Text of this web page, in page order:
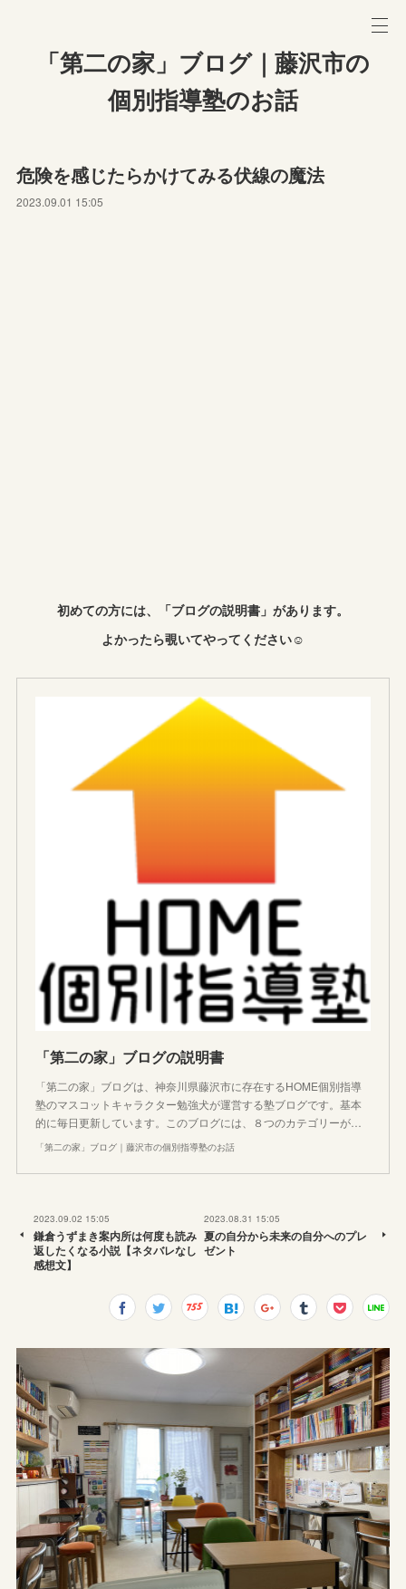
「第二の家」ブログ｜藤沢市の
個別指導塾のお話
危険を感じたらかけてみる伏線の魔法
2023.09.01 15:05
初めての方には、「ブログの説明書」があります。
よかったら覗いてやってください☺︎
「第二の家」ブログの説明書
「第二の家」ブログは、神奈川県藤沢市に存在するHOME個別指導
塾のマスコットキャラクター勉強犬が運営する塾ブログです。基本
的に毎日更新しています。このブログには、８つのカテゴリーが…
「第二の家」ブログ｜藤沢市の個別指導塾のお話
2023.09.02 15:05
鎌倉うずまき案内所は何度も読み
返したくなる小説【ネタバレなし
感想文】
2023.08.31 15:05
夏の自分から未来の自分へのプレ
ゼント